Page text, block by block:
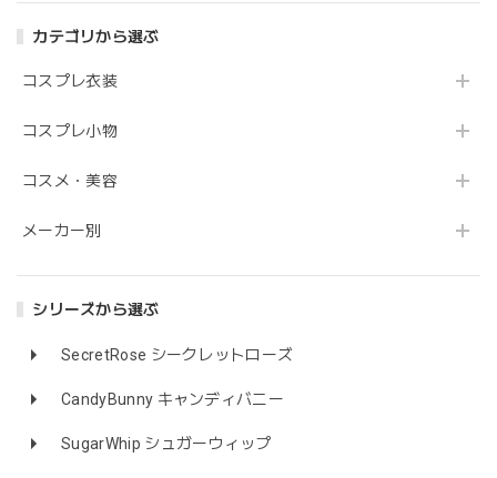
カテゴリから選ぶ
コスプレ衣装
コスプレ小物
コスメ・美容
メーカー別
シリーズから選ぶ
SecretRose シークレットローズ
CandyBunny キャンディバニー
SugarWhip シュガーウィップ